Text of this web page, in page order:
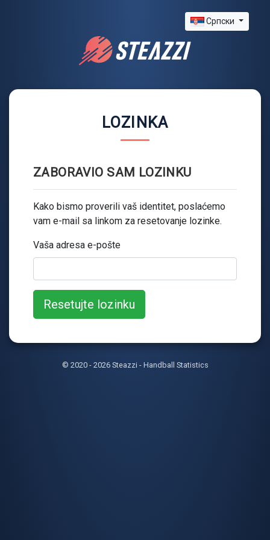
Српски
LOZINKA
ZABORAVIO SAM LOZINKU
Kako bismo proverili vaš identitet, poslaćemo
vam e-mail sa linkom za resetovanje lozinke.
Vaša adresa e-pošte
© 2020 - 2026 Steazzi - Handball Statistics